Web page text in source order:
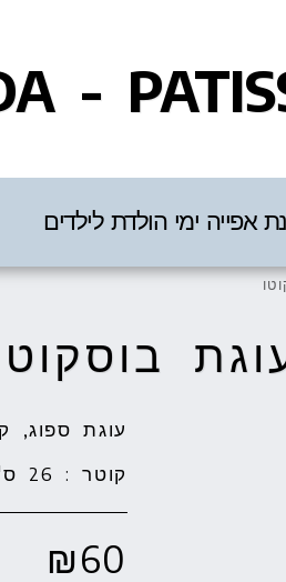
-
אפייה ימי הולדת לילדים
קוטר : 26 ס"מ
₪60